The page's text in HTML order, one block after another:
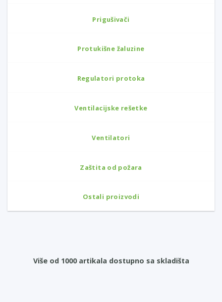
Prigušivači
Protukišne žaluzine
Regulatori protoka
Ventilacijske rešetke
Ventilatori
Zaštita od požara
Ostali proizvodi
Više od 1000 artikala dostupno sa skladišta